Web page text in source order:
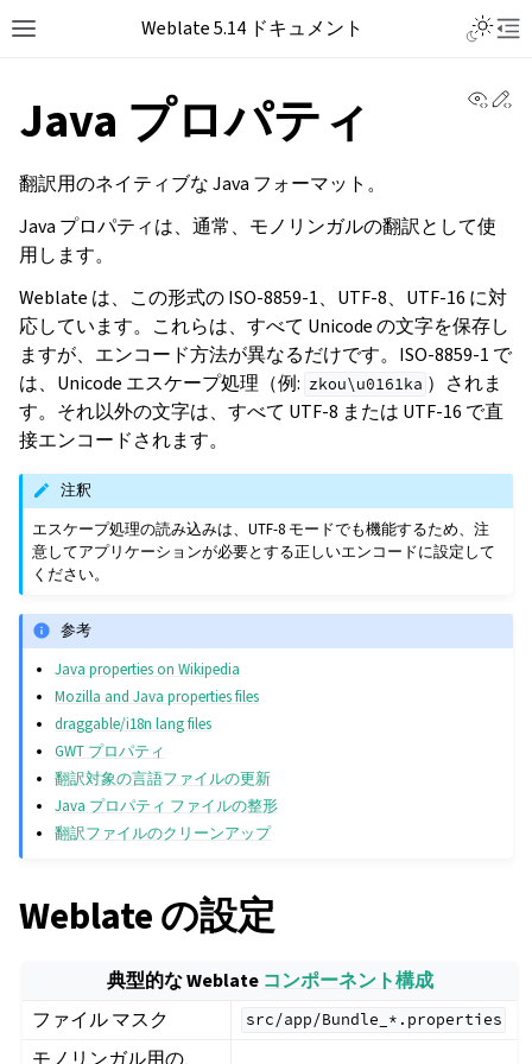
Weblate 5.14 ドキュメント
Java プロパティ
翻訳用のネイティブな Java フォーマット。
Java プロパティは、通常、モノリンガルの翻訳として使
用します。
Weblate は、この形式の ISO-8859-1、UTF-8、UTF-16 に対
応しています。これらは、すべて Unicode の文字を保存し
ますが、エンコード方法が異なるだけです。ISO-8859-1 で
は、Unicode エスケープ処理（例: zkou\u0161ka ）されま
す。それ以外の文字は、すべて UTF-8 または UTF-16 で直
接エンコードされます。
注釈
エスケープ処理の読み込みは、UTF-8 モードでも機能するため、注
意してアプリケーションが必要とする正しいエンコードに設定して
ください。
参考
Java properties on Wikipedia
Mozilla and Java properties files
draggable/i18n lang files
GWT プロパティ
翻訳対象の言語ファイルの更新
Java プロパティ ファイルの整形
翻訳ファイルのクリーンアップ
Weblate の設定
典型的な Weblate コンポーネント構成
ファイル マスク
src/app/Bundle_*.properties
モノリンガル用の、